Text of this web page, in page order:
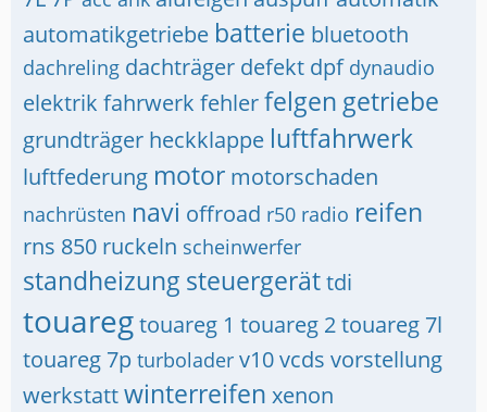
automatikgetriebe batterie bluetooth
dachreling dachträger defekt dpf dynaudio
elektrik fahrwerk fehlerfelgen getriebe
grundträger heckklappe luftfahrwerk
luftfederung motor motorschaden
nachrüsten navi offroad r50 radio reifen
rns 850 ruckeln scheinwerfer
standheizung steuergerättdi
touaregtouareg 1 touareg 2touareg 7l
touareg 7p turbolader v10vcds vorstellung
werkstattwinterreifen xenon